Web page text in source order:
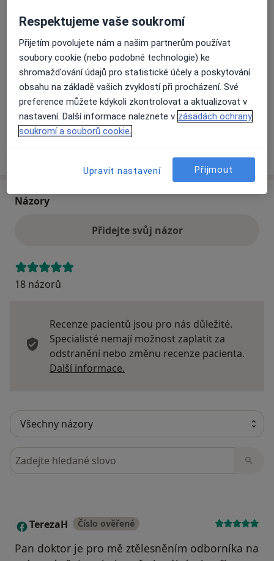
Dostupnost
Na této adrese online kalendář není aktivní
Co mám v takové situaci udělat?
Způsoby platby (soukromé návštěvy)
Na teto adrese lékař přijímá pacienty na pojišťovnu
Detaily
o adrese
Názory
Přidejte svůj názor
18 názorů
Recenze pacientů jsou pro nás důležité.
Specialisté nemají možnost zaplatit za
odstranění nebo změnu recenze pacienta.
Další informace.
Hledejte v názorech
T TerezaH Číslo ověřené
Pan doktor je pro mě ztělesněním odborníka na
Respektujeme vaše soukromí
Přijetím povolujete nám a našim partnerům používat
soubory cookie (nebo podobné technologie) ke
shromažďování údajů pro statistické účely a poskytování
obsahu na základě vašich zvyklostí při procházení. Své
preference můžete kdykoli zkontrolovat a aktualizovat v
nastavení. Další informace naleznete v zásadách ochrany
soukromí a souborů cookie.
Upravit nastavení Přijmout